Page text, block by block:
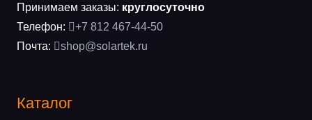
Принимаем заказы: круглосуточно
Телефон:
+7 812 467-44-50
Почта:
shop@solartek.ru
Каталог